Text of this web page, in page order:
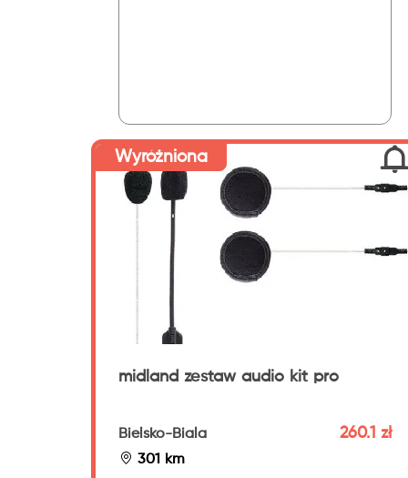
Wyróżniona
midland zestaw audio kit pro
Bielsko-Biala
301 km
260.1 zł